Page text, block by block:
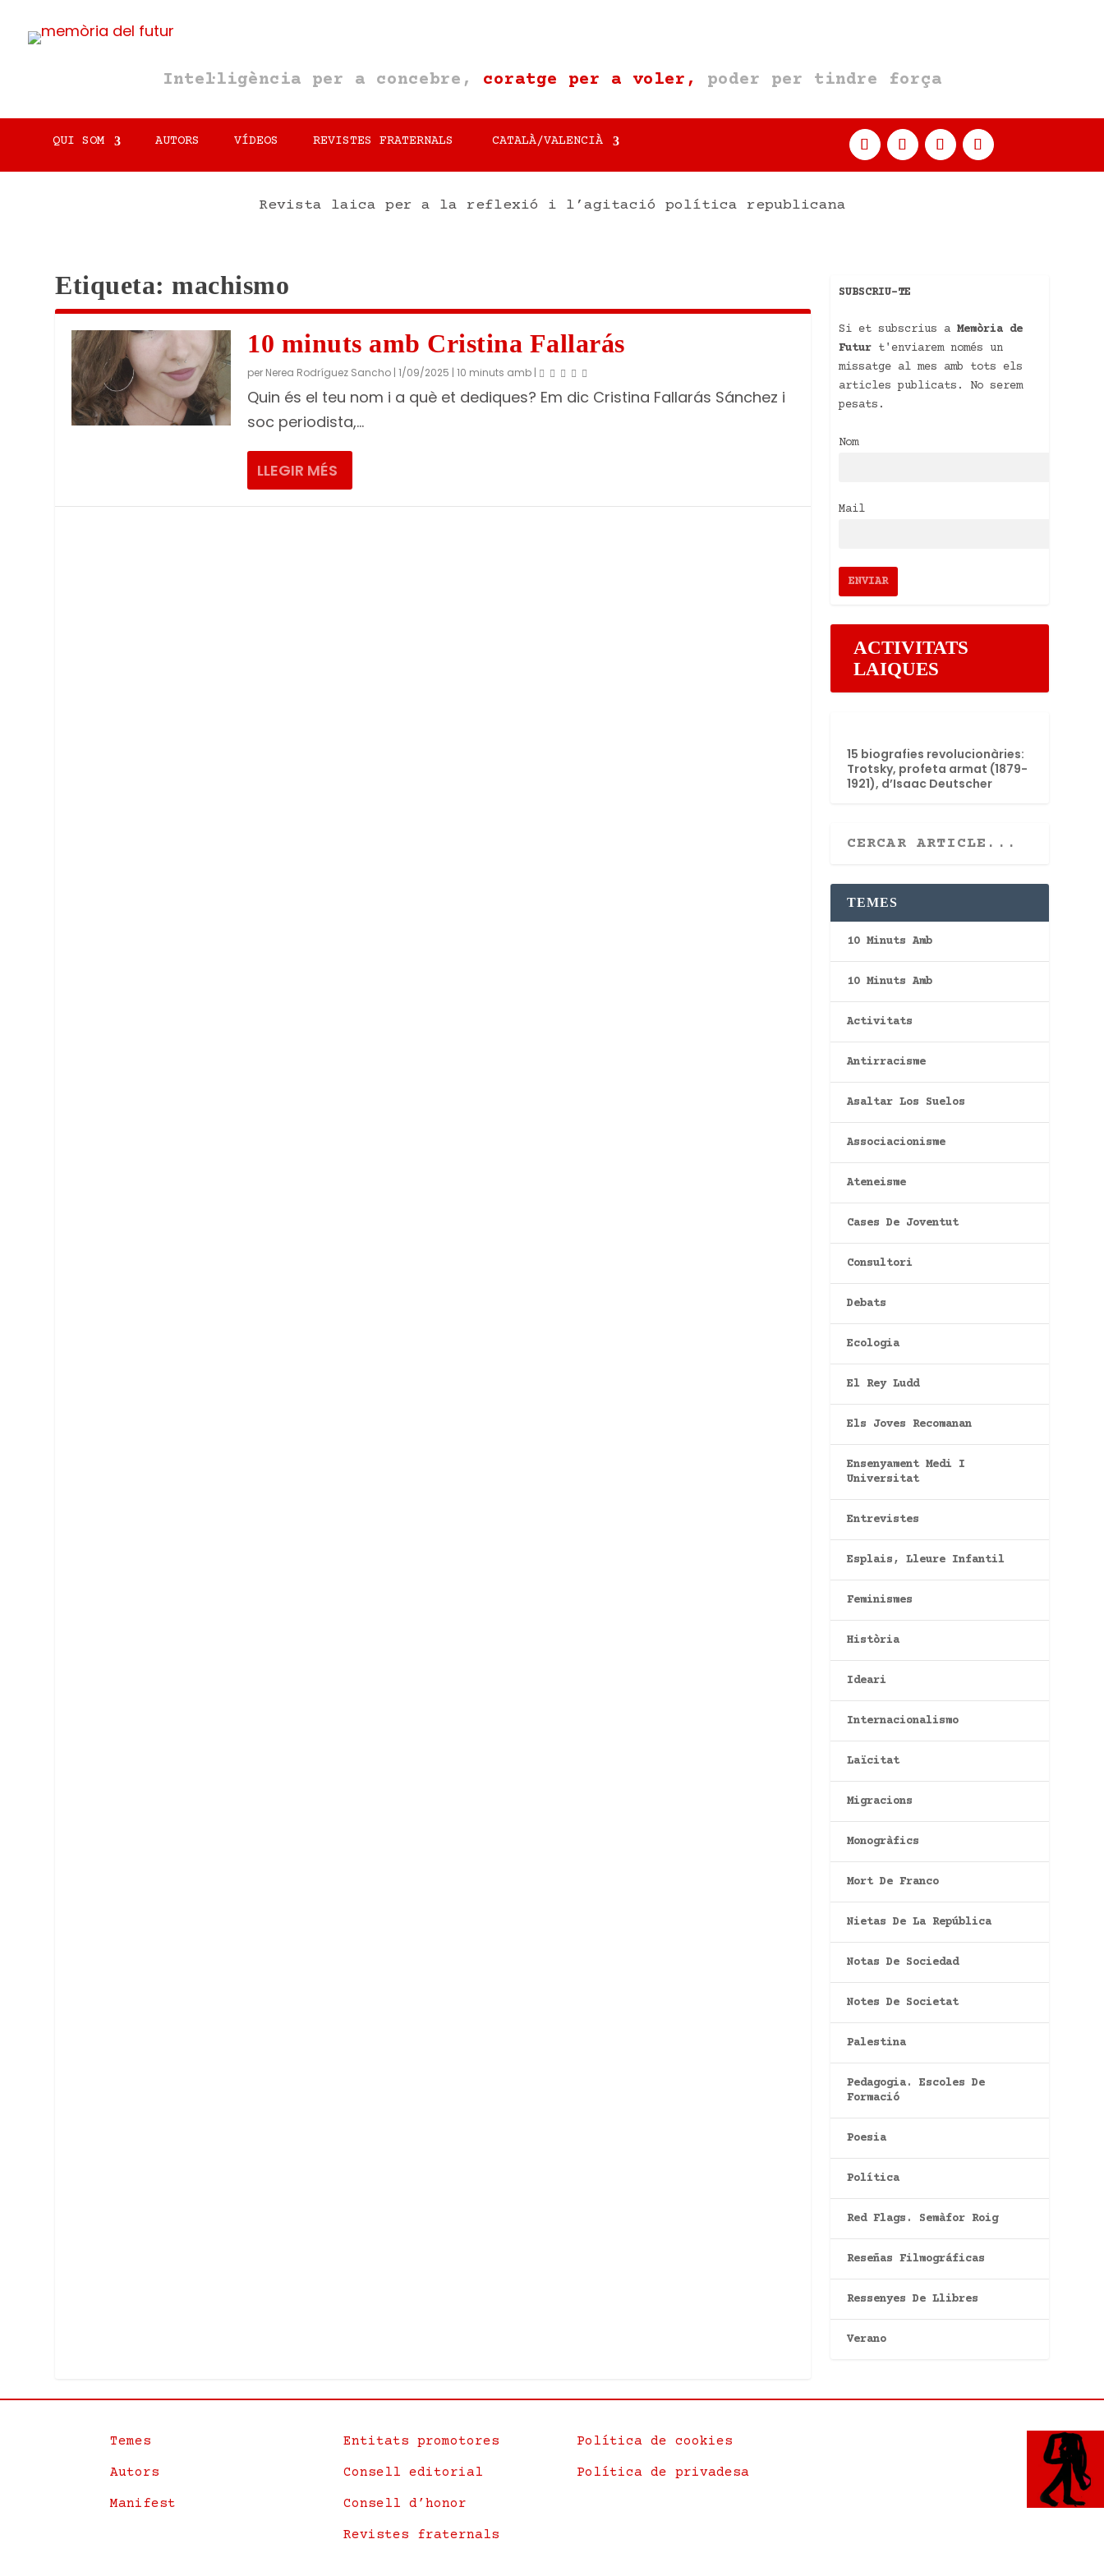
Intel·ligència per a concebre, coratge per a voler, poder per tindre força
QUI SOM AUTORS VÍDEOS REVISTES FRATERNALS CATALÀ/VALENCIÀ
Revista laica per a la reflexió i l’agitació política republicana
Etiqueta:machismo
10 minuts amb Cristina Fallarás
per Nerea Rodríguez Sancho |1/09/2025 |10 minuts amb |
Quin és el teu nom i a què et dediques? Em dic Cristina Fallarás Sánchez i
soc periodista,...
LLEGIR MÉS
SUBSCRIU-TE
Si et subscrius a Memòria de
Futurt'enviarem només un
missatge al mes amb tots els
articles publicats. No serem
pesats.
Nom
Mail
ACTIVITATS
LAIQUES
15 biografies revolucionàries:
Trotsky, profeta armat (1879-
1921), d’Isaac Deutscher
TEMES
10 Minuts Amb
10 Minuts Amb
Activitats
Antirracisme
Asaltar Los Suelos
Associacionisme
Ateneisme
Cases De Joventut
Consultori
Debats
Ecologia
El Rey Ludd
Els Joves Recomanan
Ensenyament Medi I
Universitat
Entrevistes
Esplais, Lleure Infantil
Feminismes
Història
Ideari
Internacionalismo
Laïcitat
Migracions
Monogràfics
Mort De Franco
Nietas De La República
Notas De Sociedad
Notes De Societat
Palestina
Pedagogia. Escoles De
Formació
Poesia
Política
Red Flags. Semàfor Roig
Reseñas Filmográficas
Ressenyes De Llibres
Verano
Temes
Autors
Manifest
Entitats promotores
Consell editorial
Consell d’honor
Revistes fraternals
Política de cookies
Política de privadesa